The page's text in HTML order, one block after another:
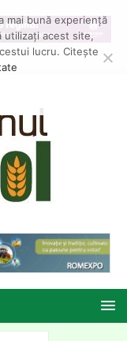
mai bună experiență
utilizați acest site,
lucru. Citește